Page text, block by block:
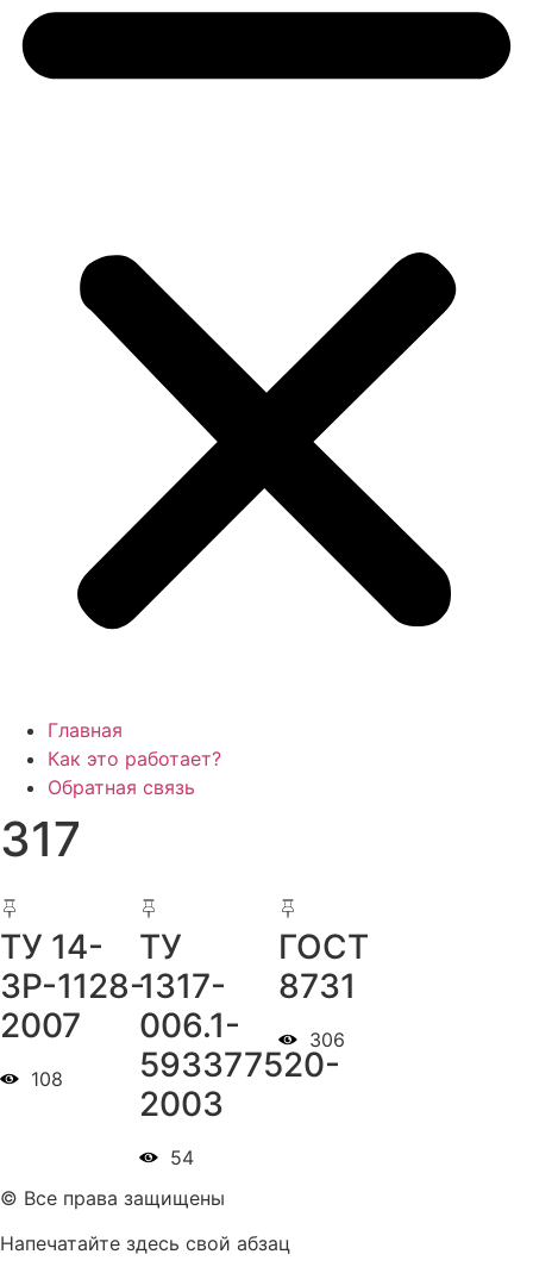
Главная
Как это работает?
Обратная связь
317
ТУ 14-
3Р-1128-
2007
108
ТУ
1317-
006.1-
593377520-
2003
54
ГОСТ
8731
306
© Все права защищены
Напечатайте здесь свой абзац